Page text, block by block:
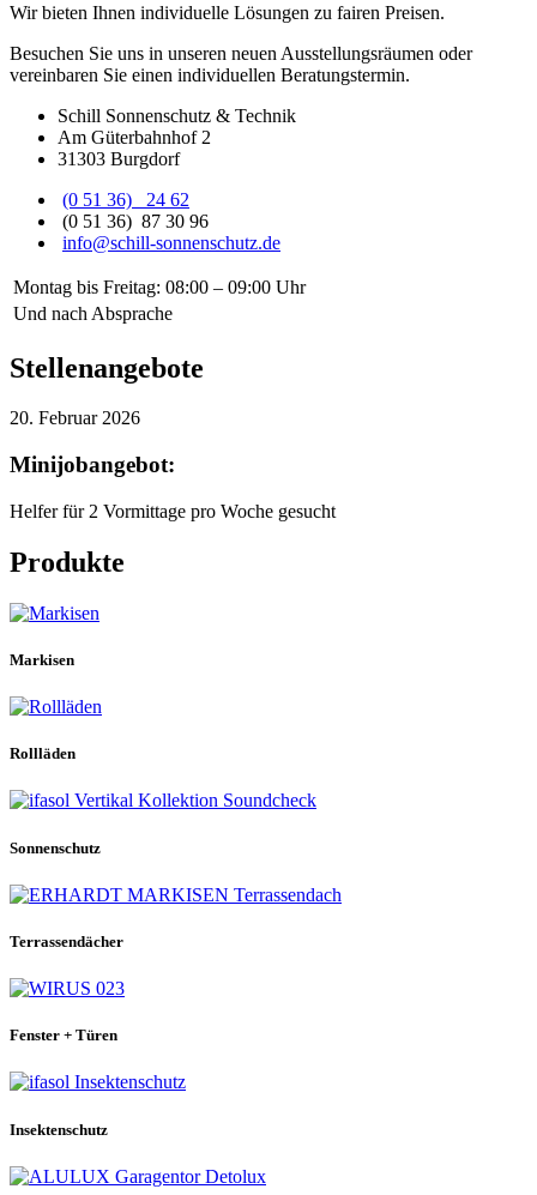
Wir bieten Ihnen individuelle Lösungen zu fairen Preisen.
Besuchen Sie uns in unseren neuen Ausstellungsräumen oder
vereinbaren Sie einen individuellen Beratungstermin.
Schill Sonnenschutz & Technik
Am Güterbahnhof 2
31303 Burgdorf
(0 51 36) 24 62
(0 51 36) 87 30 96
info@schill-sonnenschutz.de
Montag bis Freitag: 08:00 – 09:00 Uhr
Und nach Absprache
Stellenangebote
20. Februar 2026
Minijobangebot:
Helfer für 2 Vormittage pro Woche gesucht
Produkte
Markisen
Rollläden
Sonnenschutz
Terrassendächer
Fenster + Türen
Insektenschutz